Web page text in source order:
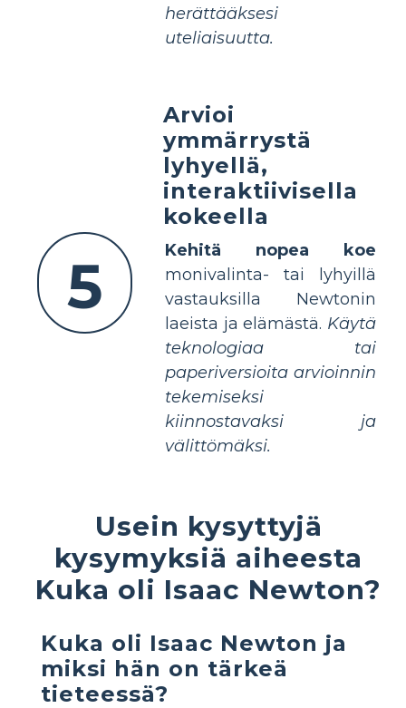
herättääksesi
uteliaisuutta.
5
Arvioi
ymmärrystä
lyhyellä,
interaktiivisella
kokeella
Kehitä nopea koe
monivalinta- tai lyhyillä
vastauksilla Newtonin
laeista ja elämästä. Käytä
teknologiaa tai
paperiversioita arvioinnin
tekemiseksi
kiinnostavaksi ja
välittömäksi.
Usein kysyttyjä
kysymyksiä aiheesta
Kuka oli Isaac Newton?
Kuka oli Isaac Newton ja
miksi hän on tärkeä
tieteessä?